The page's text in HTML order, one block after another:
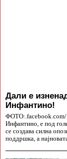
Дали е
Инфантино!
ФОТО:.facebook.com/
Инфантино, е под
се создава силна
поддршка, а